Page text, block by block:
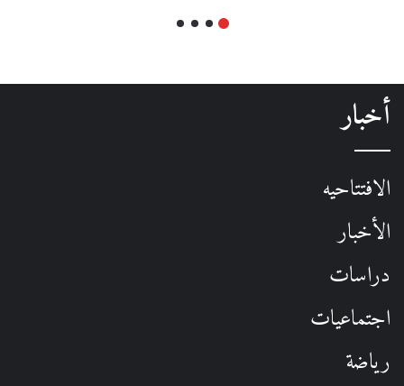
بعد جدل محتدم..
أخبار
الافتتاحيه
الأخبار
دراسات
اجتماعيات
رياضة